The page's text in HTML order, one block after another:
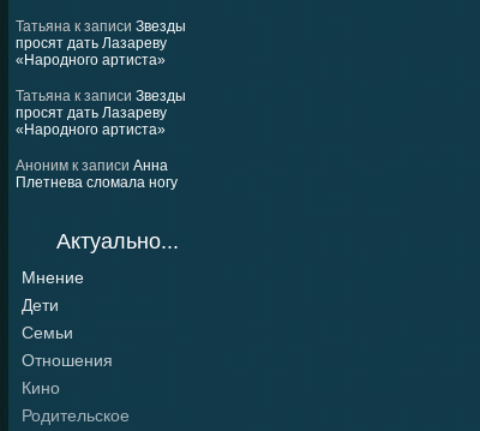
Татьяна к записи Звезды
просят дать Лазареву
«Народного артиста»
Татьяна к записи Звезды
просят дать Лазареву
«Народного артиста»
Аноним к записи Анна
Плетнева сломала ногу
Актуально...
Мнение
Дети
Семьи
Отношения
Кино
Родительское